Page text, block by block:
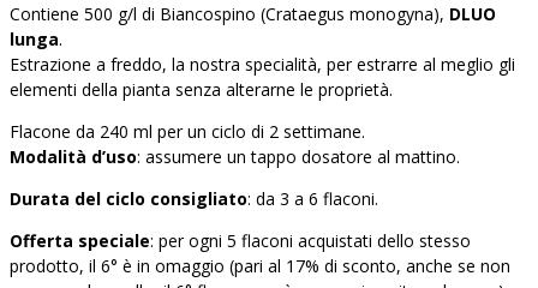
Contiene 500 g/l di Biancospino (Crataegus monogyna), DLUO
lunga.
Estrazione a freddo, la nostra specialità, per estrarre al meglio gli
elementi della pianta senza alterarne le proprietà.
Flacone da 240 ml per un ciclo di 2 settimane.
Modalità d’uso: assumere un tappo dosatore al mattino.
Durata del ciclo consigliato: da 3 a 6 flaconi.
Offerta speciale: per ogni 5 flaconi acquistati dello stesso
prodotto, il 6° è in omaggio (pari al 17% di sconto, anche se non